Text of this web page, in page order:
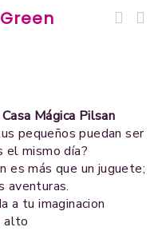
Mágica Pilsan
pequeños puedan ser
el mismo día?
es más que un juguete;
aventuras.
a tu imaginacion
alto